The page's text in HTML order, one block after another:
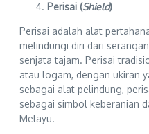
Perisai (Shield)
Perisai adalah alat
melindungi diri dari
senjata tajam. Perisai
atau logam, dengan ukiran
sebagai alat pelindung,
sebagai simbol keberanian
Melayu.